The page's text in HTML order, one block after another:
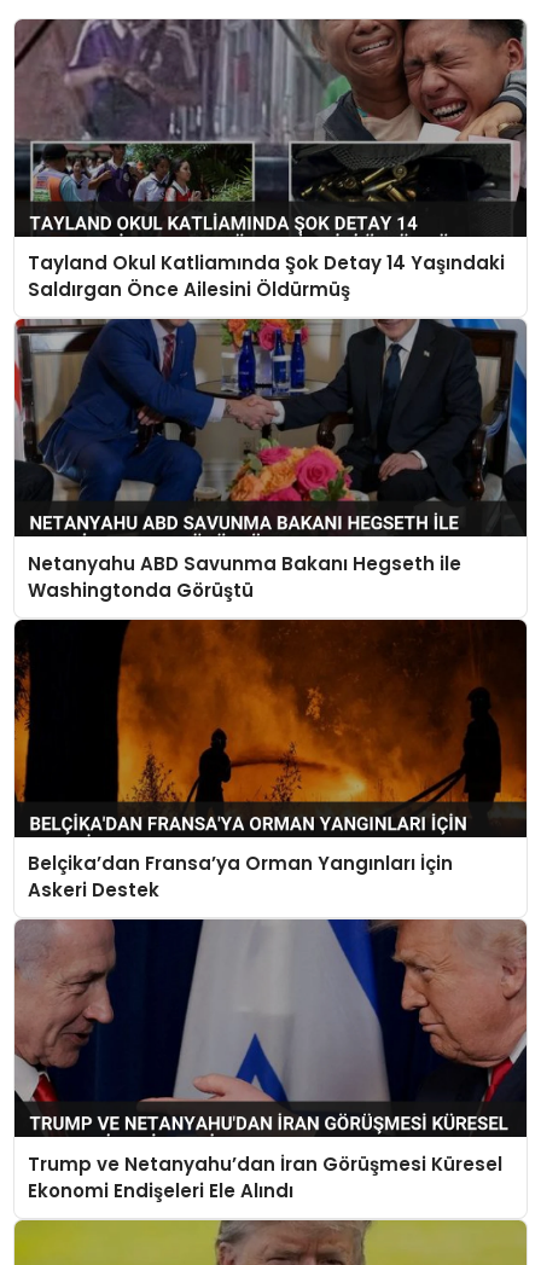
Tayland Okul Katliamında Şok Detay 14 Yaşındaki
Saldırgan Önce Ailesini Öldürmüş
Netanyahu ABD Savunma Bakanı Hegseth ile
Washingtonda Görüştü
Belçika’dan Fransa’ya Orman Yangınları İçin
Askeri Destek
Trump ve Netanyahu’dan İran Görüşmesi Küresel
Ekonomi Endişeleri Ele Alındı